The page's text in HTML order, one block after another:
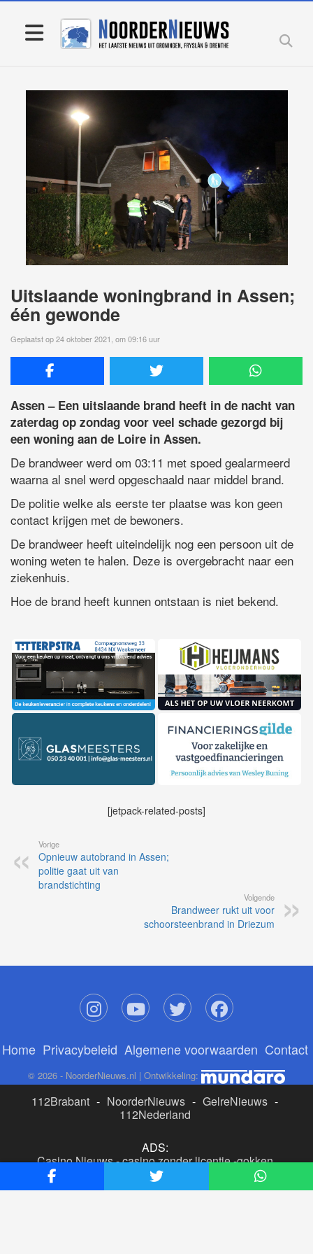
Uitslaande woningbrand in Assen;
één gewonde
Geplaatst op 24 oktober 2021, om 09:16 uur
Assen – Een uitslaande brand heeft in de nacht van
zaterdag op zondag voor veel schade gezorgd bij
een woning aan de Loire in Assen.
De brandweer werd om 03:11 met spoed gealarmeerd
waarna al snel werd opgeschaald naar middel brand.
De politie welke als eerste ter plaatse was kon geen
contact krijgen met de bewoners.
De brandweer heeft uiteindelijk nog een persoon uit de
woning weten te halen. Deze is overgebracht naar een
ziekenhuis.
Hoe de brand heeft kunnen ontstaan is niet bekend.
[jetpack-related-posts]
Vorige
Opnieuw autobrand in Assen;
politie gaat uit van
brandstichting
Volgende
Brandweer rukt uit voor
schoorsteenbrand in Driezum
Home Privacybeleid Algemene voorwaarden Contact
© 2026 - NoorderNieuws.nl | Ontwikkeling:
112Brabant - NoorderNieuws - GelreNieuws -
112Nederland
ADS:
Casino Nieuws-casino zonder licentie-gokken
buitenlandse site
beste online casino nederland